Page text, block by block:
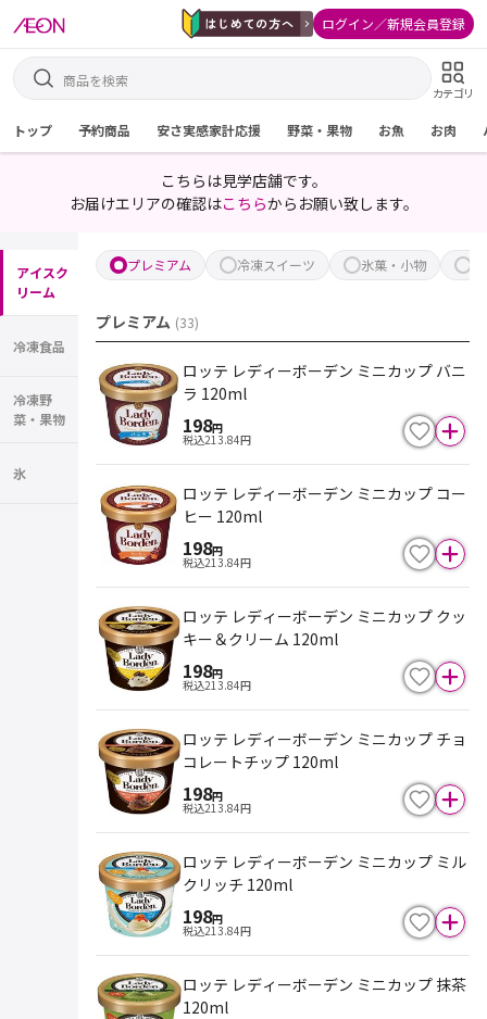
ログイン／新規会員登録
カテゴリ
トップ 予約商品 安さ実感家計応援 野菜・果物 お魚 お肉
こちらは見学店舗です。
お届けエリアの確認はこちらからお願い致します。
アイスク
リーム
冷凍食品
冷凍野
菜・果物
氷
プレミアム 冷凍スイーツ 氷菓・小物
プレミアム (33)
ロッテ レディーボーデン ミニカップ バニ
ラ 120ml
198円
税込213.84円
ロッテ レディーボーデン ミニカップ コー
ヒー 120ml
198円
税込213.84円
ロッテ レディーボーデン ミニカップ クッ
キー＆クリーム 120ml
198円
税込213.84円
ロッテ レディーボーデン ミニカップ チョ
コレートチップ 120ml
198円
税込213.84円
ロッテ レディーボーデン ミニカップ ミル
クリッチ 120ml
198円
税込213.84円
ロッテ レディーボーデン ミニカップ 抹茶
120ml